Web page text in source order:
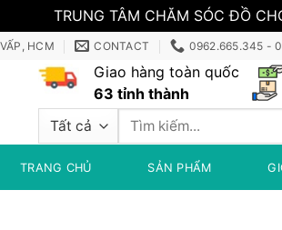
TRUNG TÂM CHĂM SÓC ĐỒ
HCM CONTACT 0962.665.345 -
Giao hàng toàn quốc
63 tỉnh thành
Tìm
TRANG CHỦ SẢN PHẨM